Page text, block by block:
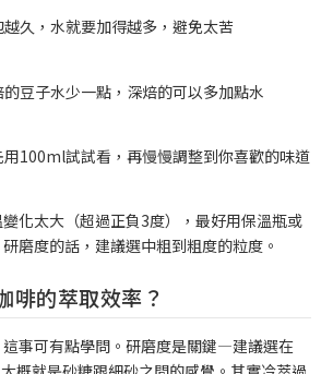
越久，水就要加得越多，避免太苦
的豆子水少一點，深焙的可以多加點水
用100ml試試看，再慢慢調整到你喜歡的味道
變化太大（超過正負3度），最好用保溫瓶或
磨度的話，建議選中粗到粗度的粒度。
啡的萃取效率？
事可有點學問。研磨度是關鍵—建議選在